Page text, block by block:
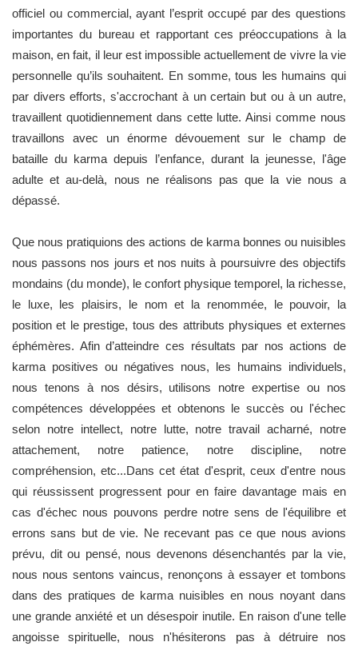
officiel ou commercial, ayant l’esprit occupé par des questions
importantes du bureau et rapportant ces préoccupations à la
maison, en fait, il leur est impossible actuellement de vivre la vie
personnelle qu’ils souhaitent. En somme, tous les humains qui
par divers efforts, s'accrochant à un certain but ou à un autre,
travaillent quotidiennement dans cette lutte. Ainsi comme nous
travaillons avec un énorme dévouement sur le champ de
bataille du karma depuis l’enfance, durant la jeunesse, l'âge
adulte et au-delà, nous ne réalisons pas que la vie nous a
dépassé.
Que nous pratiquions des actions de karma bonnes ou nuisibles
nous passons nos jours et nos nuits à poursuivre des objectifs
mondains (du monde), le confort physique temporel, la richesse,
le luxe, les plaisirs, le nom et la renommée, le pouvoir, la
position et le prestige, tous des attributs physiques et externes
éphémères. Afin d’atteindre ces résultats par nos actions de
karma positives ou négatives nous, les humains individuels,
nous tenons à nos désirs, utilisons notre expertise ou nos
compétences développées et obtenons le succès ou l'échec
selon notre intellect, notre lutte, notre travail acharné, notre
attachement, notre patience, notre discipline, notre
compréhension, etc...Dans cet état d'esprit, ceux d'entre nous
qui réussissent progressent pour en faire davantage mais en
cas d'échec nous pouvons perdre notre sens de l'équilibre et
errons sans but de vie. Ne recevant pas ce que nous avions
prévu, dit ou pensé, nous devenons désenchantés par la vie,
nous nous sentons vaincus, renonçons à essayer et tombons
dans des pratiques de karma nuisibles en nous noyant dans
une grande anxiété et un désespoir inutile. En raison d'une telle
angoisse spirituelle, nous n'hésiterons pas à détruire nos